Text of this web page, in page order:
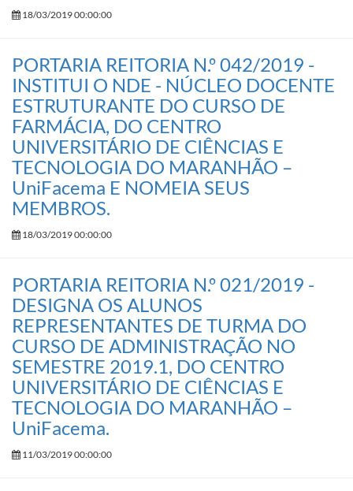
18/03/2019 00:00:00
PORTARIA REITORIA N.º 042/2019 -
INSTITUI O NDE - NÚCLEO DOCENTE
ESTRUTURANTE DO CURSO DE
FARMÁCIA, DO CENTRO
UNIVERSITÁRIO DE CIÊNCIAS E
TECNOLOGIA DO MARANHÃO –
UniFacema E NOMEIA SEUS
MEMBROS.
18/03/2019 00:00:00
PORTARIA REITORIA N.º 021/2019 -
DESIGNA OS ALUNOS
REPRESENTANTES DE TURMA DO
CURSO DE ADMINISTRAÇÃO NO
SEMESTRE 2019.1, DO CENTRO
UNIVERSITÁRIO DE CIÊNCIAS E
TECNOLOGIA DO MARANHÃO –
UniFacema.
11/03/2019 00:00:00